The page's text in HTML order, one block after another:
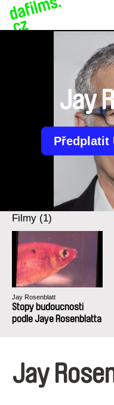
Jay
Předplatit
Filmy (1)
Jay Rosenblatt
Stopy budoucnosti
podle Jaye Rosenblatta
Jay